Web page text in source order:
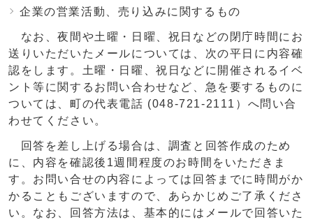
企業の営業活動、売り込みに関するもの
なお、夜間や土曜・日曜、祝日などの閉庁時間にお
送りいただいたメールについては、次の平日に内容確
認をします。土曜・日曜、祝日などに開催されるイベ
ント等に関するお問い合わせなど、急を要するものに
ついては、町の代表電話 (048-721-2111）へ問い合
わせてください。
回答を差し上げる場合は、調査と回答作成のため
に、内容を確認後1週間程度のお時間をいただきま
す。お問い合せの内容によっては回答までに時間がか
かることもございますので、あらかじめご了承くださ
い。なお、回答方法は、基本的にはメールで回答いた